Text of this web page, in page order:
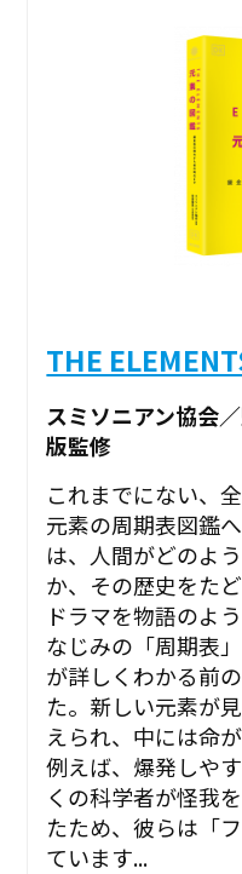
THE
スミソニアン協会
版監修
これまでにない、
元素の周期表図鑑
は、人間がどのよ
か、その歴史をた
ドラマを物語のよ
なじみの「周期表
が詳しくわかる前
た。新しい元素が
えられ、中には命
例えば、爆発しや
くの科学者が怪我
たため、彼らは「
ています...